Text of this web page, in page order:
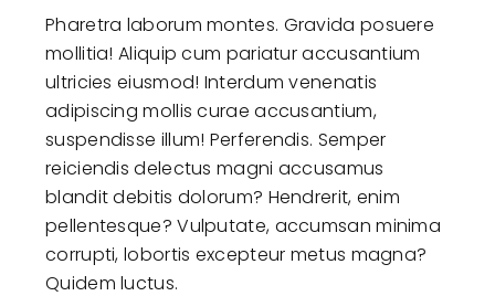
Pharetra laborum montes. Gravida posuere
mollitia! Aliquip cum pariatur accusantium
ultricies eiusmod! Interdum venenatis
adipiscing mollis curae accusantium,
suspendisse illum! Perferendis. Semper
reiciendis delectus magni accusamus
blandit debitis dolorum? Hendrerit, enim
pellentesque? Vulputate, accumsan minima
corrupti, lobortis excepteur metus magna?
Quidem luctus.